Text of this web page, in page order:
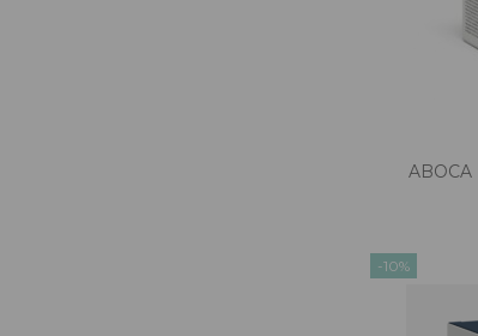
-10%